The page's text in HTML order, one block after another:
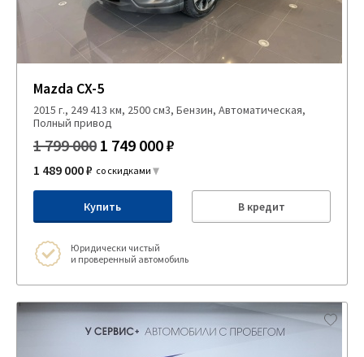
Mazda CX-5
2015 г., 249 413 км, 2500 см3, Бензин, Автоматическая,
Полный привод
1 799 000 1 749 000 ₽
1 489 000 ₽ со скидками
Купить В кредит
Юридически чистый
и проверенный автомобиль